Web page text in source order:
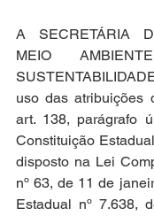
A SECRETÁRIA
MEIO
uso das atribuições
art. 138, parágrafo
Constituição
disposto na Lei
nº 63, de 11 de
Estadual nº 7.638,